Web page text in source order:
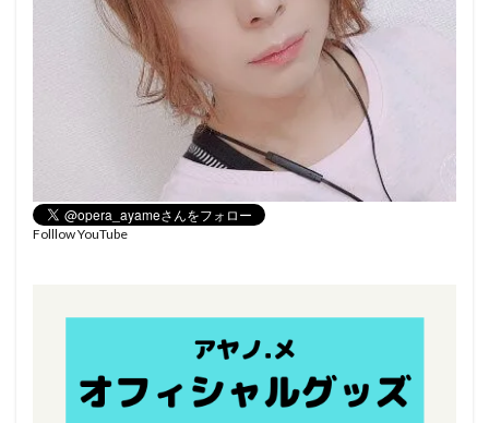
Folllow YouTube